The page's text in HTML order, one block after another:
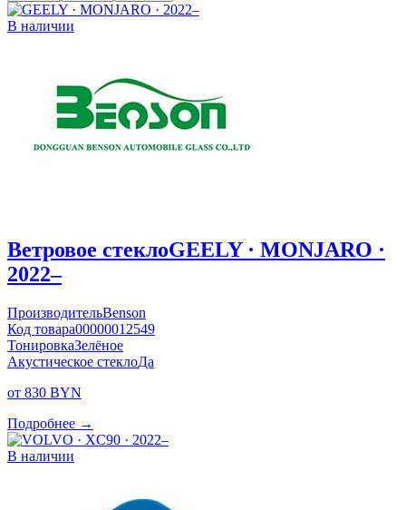
В наличии
Ветровое стеклоGEELY · MONJARO ·
2022–
ПроизводительBenson
Код товара00000012549
ТонировкаЗелёное
Акустическое стеклоДа
от 830 BYN
Подробнее →
В наличии